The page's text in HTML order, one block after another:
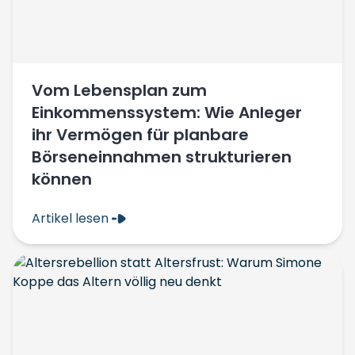
Vom Lebensplan zum
Einkommenssystem: Wie Anleger
ihr Vermögen für planbare
Börseneinnahmen strukturieren
können
Artikel lesen